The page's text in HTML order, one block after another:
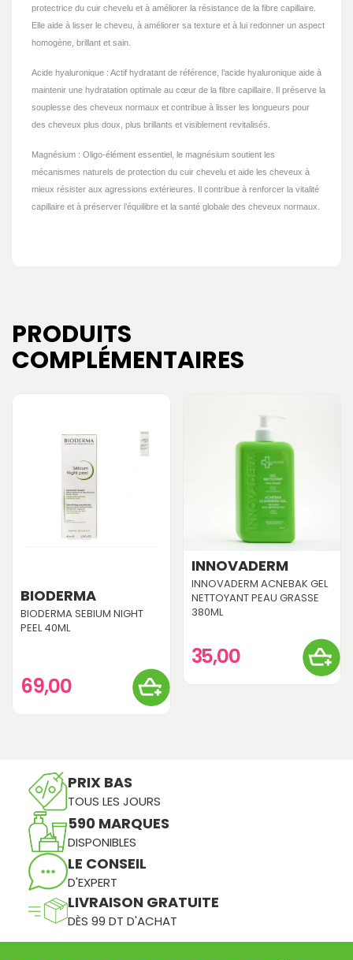
protectrice du cuir chevelu et à améliorer la résistance de la fibre capillaire.
Elle aide à lisser le cheveu, à améliorer sa texture et à lui redonner un aspect
homogène, brillant et sain.
Acide hyaluronique : Actif hydratant de référence, l’acide hyaluronique aide à
maintenir une hydratation optimale au cœur de la fibre capillaire. Il préserve la
souplesse des cheveux normaux et contribue à lisser les longueurs pour
des cheveux plus doux, plus brillants et visiblement revitalisés.
Magnésium : Oligo-élément essentiel, le magnésium soutient les
mécanismes naturels de protection du cuir chevelu et aide les cheveux à
mieux résister aux agressions extérieures. Il contribue à renforcer la vitalité
capillaire et à préserver l’équilibre et la santé globale des cheveux normaux.
PRODUITS
COMPLÉMENTAIRES
BIODERMA
BIODERMA SEBIUM NIGHT
PEEL 40ML
69,00
INNOVADERM
INNOVADERM ACNEBAK GEL
NETTOYANT PEAU GRASSE
380ML
35,00
PRIX BAS
TOUS LES JOURS
590 MARQUES
DISPONIBLES
LE CONSEIL
D'EXPERT
LIVRAISON GRATUITE
DÈS 99 DT D'ACHAT